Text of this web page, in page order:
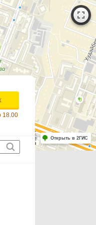
на API 2ГИС
соглашение
api@2gis.ru
Открыть в 2ГИС
18.00